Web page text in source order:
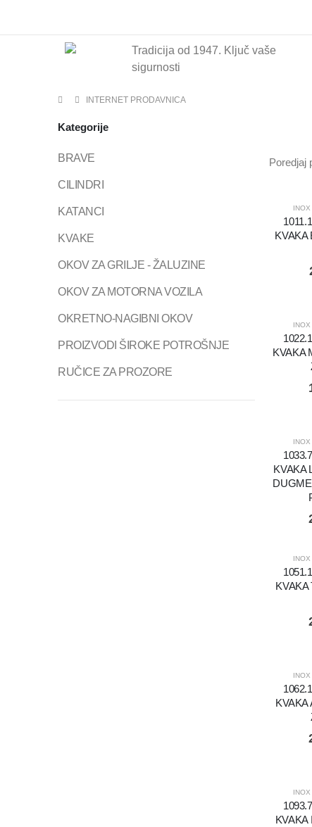
Tradicija od 1947. Ključ vaše
sigurnosti
INTERNET PRODAVNICA
Poredjaj
KVAKA
KVAKA
KVAKA
KVAKA
KVAKA
KVAKA
Kategorije
BRAVE
CILINDRI
KATANCI
KVAKE
OKOV ZA GRILJE - ŽALUZINE
OKOV ZA MOTORNA VOZILA
OKRETNO-NAGIBNI OKOV
PROIZVODI ŠIROKE POTROŠNJE
RUČICE ZA PROZORE